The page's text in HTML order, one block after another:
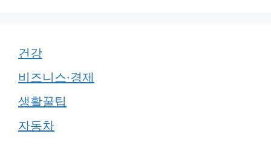
건강
비즈니스·경제
생활꿀팁
자동차